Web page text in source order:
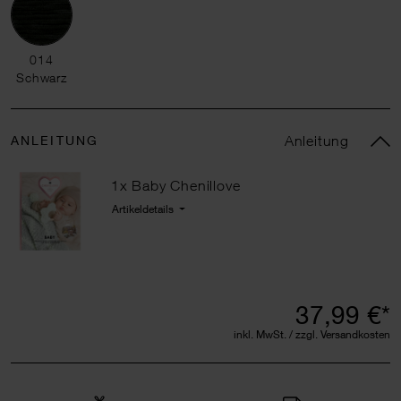
014 Schwarz
014
Schwarz
ANLEITUNG Anleitung
1x Baby Chenillove
Artikeldetails
37,99 €*
inkl. MwSt. / zzgl. Versandkosten